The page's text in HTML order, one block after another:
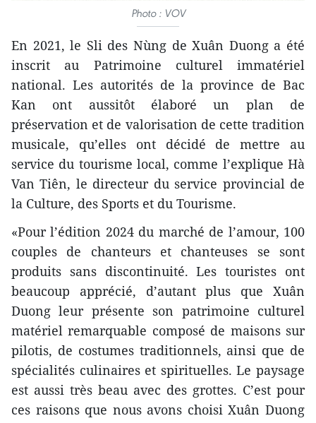
Photo : VOV
En 2021, le Sli des Nùng de Xuân Duong a été
inscrit au Patrimoine culturel immatériel
national. Les autorités de la province de Bac
Kan ont aussitôt élaboré un plan de
préservation et de valorisation de cette tradition
musicale, qu’elles ont décidé de mettre au
service du tourisme local, comme l’explique Hà
Van Tiên, le directeur du service provincial de
la Culture, des Sports et du Tourisme.
«Pour l’édition 2024 du marché de l’amour, 100
couples de chanteurs et chanteuses se sont
produits sans discontinuité. Les touristes ont
beaucoup apprécié, d’autant plus que Xuân
Duong leur présente son patrimoine culturel
matériel remarquable composé de maisons sur
pilotis, de costumes traditionnels, ainsi que de
spécialités culinaires et spirituelles. Le paysage
est aussi très beau avec des grottes. C’est pour
ces raisons que nous avons choisi Xuân Duong